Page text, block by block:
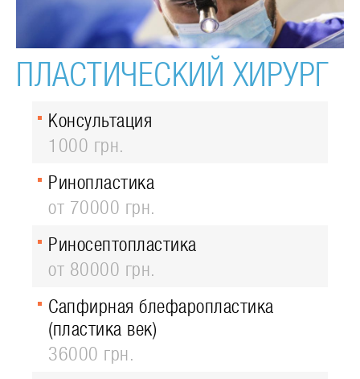
ПЛАСТИЧЕСКИЙ ХИРУРГ
Консультация
1000 грн.
Ринопластика
от 70000 грн.
Риносептопластика
от 80000 грн.
Сапфирная блефаропластика
(пластика век)
36000 грн.